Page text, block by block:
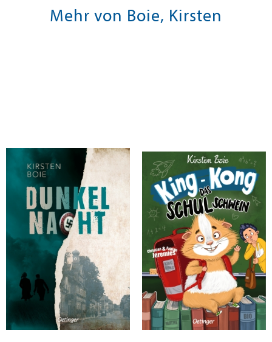
Mehr von Boie, Kirsten
Boie, Kirsten
Boie, Kirsten
King-Kong, das Schulschwein